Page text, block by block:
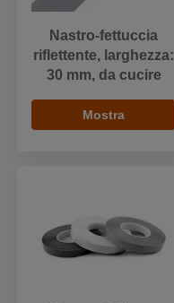
Nastro-fettuccia
riflettente, larghezza:
30 mm, da cucire
Mostra